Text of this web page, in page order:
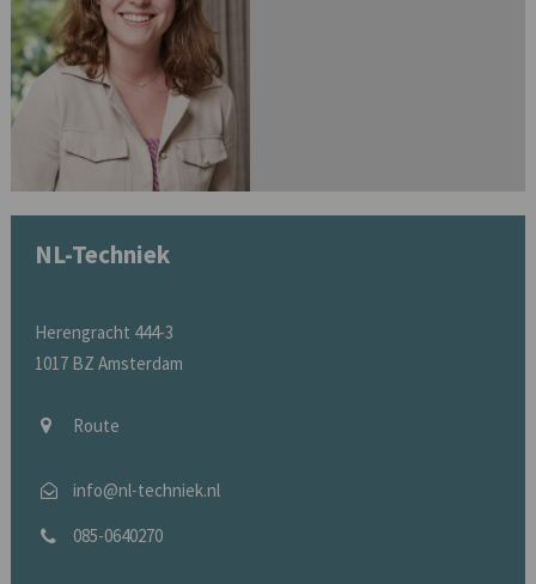
NL-Techniek
Herengracht 444-3
1017 BZ Amsterdam
Route
info@nl-techniek.nl
085-0640270